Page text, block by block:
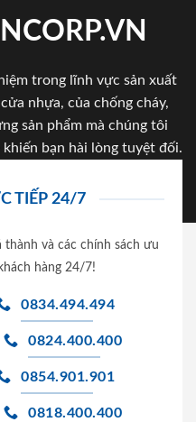
trong lĩnh vực sản xuất
nhựa, của chống cháy,
sản phẩm mà chúng tôi
bạn hài lòng tuyệt đối.
TIẾP 24/7
và các chính sách ưu
hàng 24/7!
0834.494.494
0824.400.400
0854.901.901
0818.400.400